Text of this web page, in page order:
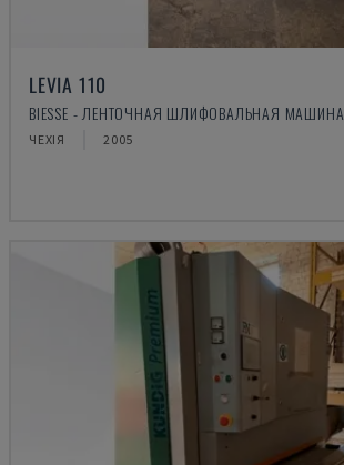
LEVIA 110
BIESSE - ЛЕНТОЧНАЯ ШЛИФОВАЛЬНАЯ МАШИНА
ЧЕХІЯ 2005